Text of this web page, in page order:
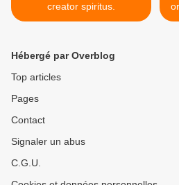
creator spiritus.
Hébergé par Overblog
Top articles
Pages
Contact
Signaler un abus
C.G.U.